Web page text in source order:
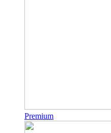
Premium